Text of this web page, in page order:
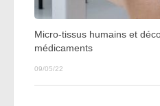
Micro-tissus humains et
médicaments
09/05/22